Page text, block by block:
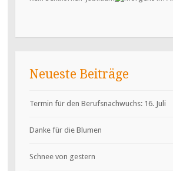
Neueste Beiträge
Termin für den Berufsnachwuchs: 16. Juli
Danke für die Blumen
Schnee von gestern